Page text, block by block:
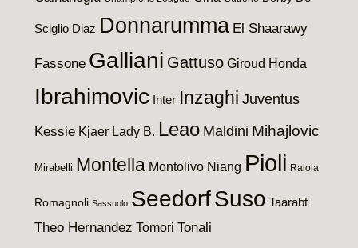
Sciglio Diaz Donnarumma El Shaarawy
Fassone Galliani Gattuso Giroud Honda
Ibrahimovic Inter Inzaghi Juventus
Kessie Kjaer Lady B. Leao Maldini Mihajlovic
Mirabelli Montella Montolivo Niang Pioli Raiola
Romagnoli Sassuolo SeedorfSuso Taarabt
Theo Hernandez Tomori Tonali